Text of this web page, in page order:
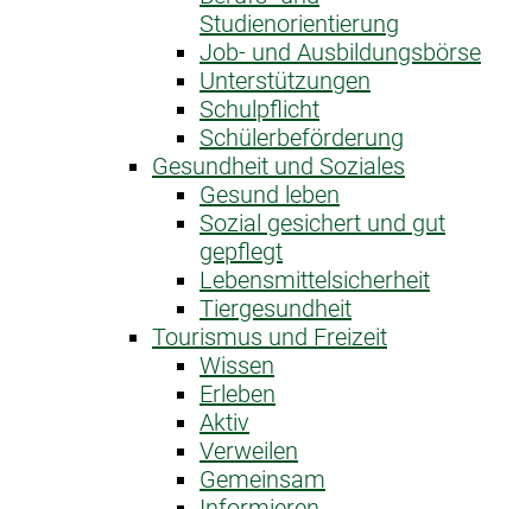
Studienorientierung
Job- und Ausbildungsbörse
Unterstützungen
Schulpflicht
Schülerbeförderung
Gesundheit und Soziales
Gesund leben
Sozial gesichert und gut
gepflegt
Lebensmittelsicherheit
Tiergesundheit
Tourismus und Freizeit
Wissen
Erleben
Aktiv
Verweilen
Gemeinsam